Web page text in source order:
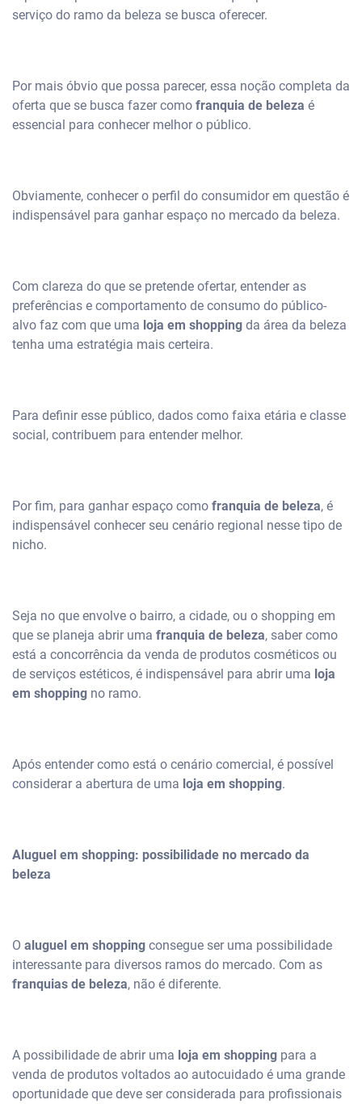
serviço do ramo da beleza se busca oferecer.
Por mais óbvio que possa parecer, essa noção completa da
oferta que se busca fazer como franquia de beleza é
essencial para conhecer melhor o público.
Obviamente, conhecer o perfil do consumidor em questão é
indispensável para ganhar espaço no mercado da beleza.
Com clareza do que se pretende ofertar, entender as
preferências e comportamento de consumo do público-
alvo faz com que uma loja em shopping da área da beleza
tenha uma estratégia mais certeira.
Para definir esse público, dados como faixa etária e classe
social, contribuem para entender melhor.
Por fim, para ganhar espaço como franquia de beleza, é
indispensável conhecer seu cenário regional nesse tipo de
nicho.
Seja no que envolve o bairro, a cidade, ou o shopping em
que se planeja abrir uma franquia de beleza, saber como
está a concorrência da venda de produtos cosméticos ou
de serviços estéticos, é indispensável para abrir uma loja
em shopping no ramo.
Após entender como está o cenário comercial, é possível
considerar a abertura de uma loja em shopping.
Aluguel em shopping: possibilidade no mercado da
beleza
O aluguel em shopping consegue ser uma possibilidade
interessante para diversos ramos do mercado. Com as
franquias de beleza, não é diferente.
A possibilidade de abrir uma loja em shopping para a
venda de produtos voltados ao autocuidado é uma grande
oportunidade que deve ser considerada para profissionais